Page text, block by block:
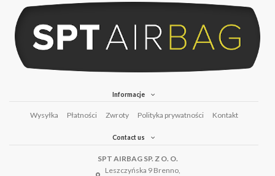
Informacje
Wysyłka Płatności Zwroty Polityka prywatności Kontakt
Contact us
SPT AIRBAG SP. Z O. O.
Leszczyńska 9 Brenno,